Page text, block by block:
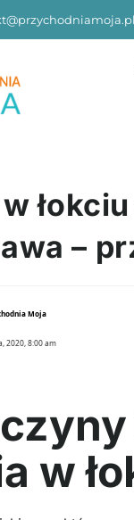
w
–
Moja
2020, 8:00 am
w